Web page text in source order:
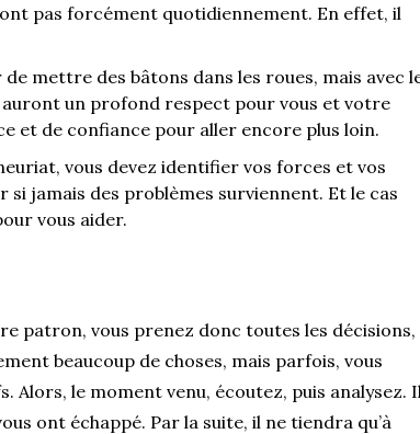
pas forcément quotidiennement. En effet, il
mettre des bâtons dans les roues, mais avec
un profond respect pour vous et votre
et de confiance pour aller encore plus loin.
vous devez identifier vos forces et vos
jamais des problèmes surviennent. Et le cas
vous aider.
patron, vous prenez donc toutes les décisions,
beaucoup de choses, mais parfois, vous
le moment venu, écoutez, puis analysez.
ont échappé. Par la suite, il ne tiendra qu’à